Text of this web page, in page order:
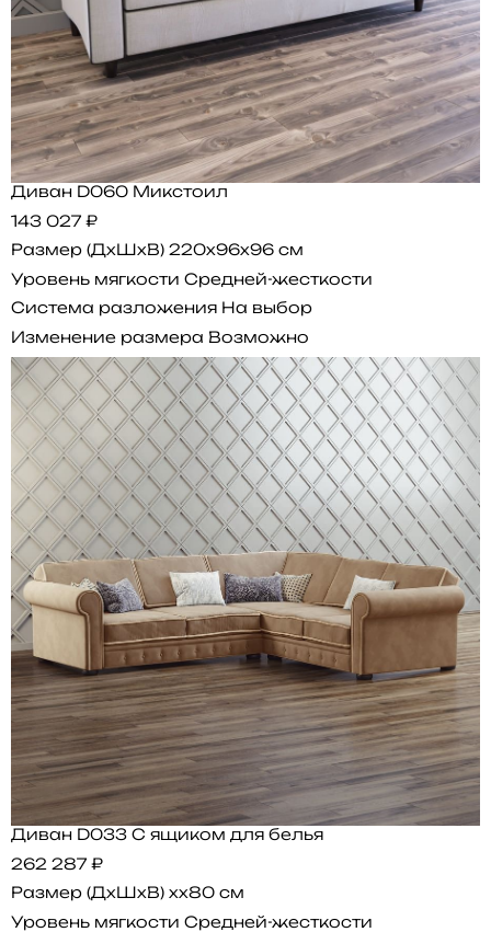
Диван D060 Микстоил
143 027 ₽
Размер (ДхШхВ) 220x96x96 см
Уровень мягкости Средней-жесткости
Система разложения На выбор
Изменение размера Возможно
Диван D033 С ящиком для белья
262 287 ₽
Размер (ДхШхВ) xx80 см
Уровень мягкости Средней-жесткости